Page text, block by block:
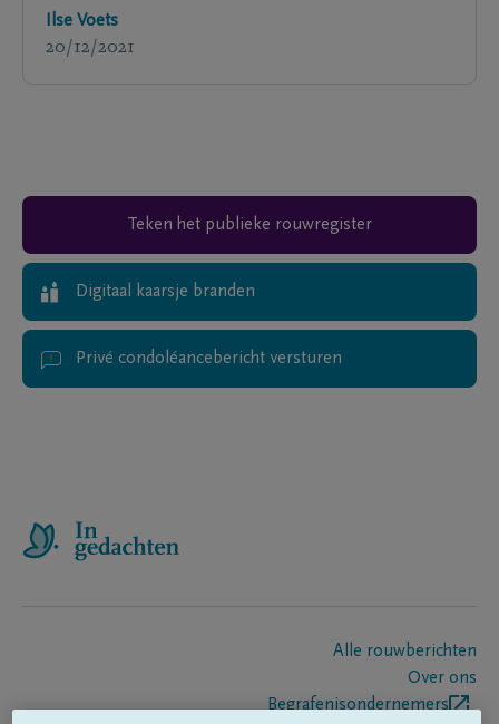
Ilse Voets
20/12/2021
Teken het publieke rouwregister
Digitaal kaarsje branden
Privé condoléancebericht versturen
Alle rouwberichten
Over ons
Begrafenisondernemers